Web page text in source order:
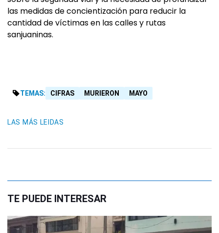
las medidas de concientización para reducir la
cantidad de víctimas en las calles y rutas
sanjuaninas.
TEMAS: CIFRAS MURIERON MAYO
LAS MÁS LEIDAS
TE PUEDE INTERESAR